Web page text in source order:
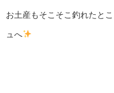
お土産もそこそこ釣れたと
ュへ